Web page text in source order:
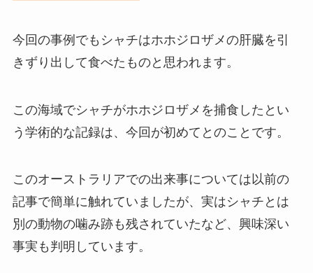
今回の事例でもシャチはホホジロザメの肝臓を引
きずり出して食べたものと思われます。
この海域でシャチがホホジロザメを捕食したとい
う学術的な記録は、今回が初めてとのことです。
このオーストラリアでの出来事については以前の
記事で簡単に触れていましたが、実はシャチとは
別の動物の噛み跡も残されていたなど、興味深い
事実も判明しています。